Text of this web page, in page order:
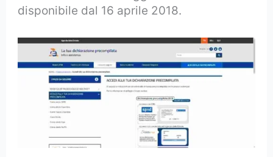
disponibile dal 16 aprile 2018.